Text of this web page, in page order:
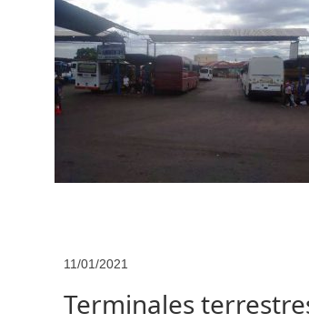
11/01/2021
Terminales